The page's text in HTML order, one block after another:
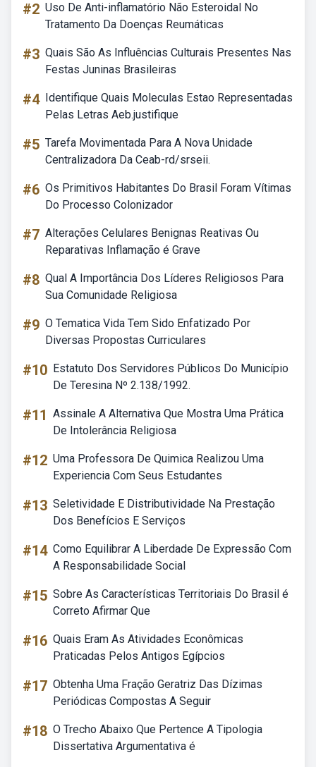
#2 Uso De Anti-inflamatório Não Esteroidal No
Tratamento Da Doenças Reumáticas
#3 Quais São As Influências Culturais Presentes Nas
Festas Juninas Brasileiras
#4 Identifique Quais Moleculas Estao Representadas
Pelas Letras Aeb.justifique
#5 Tarefa Movimentada Para A Nova Unidade
Centralizadora Da Ceab-rd/srseii.
#6 Os Primitivos Habitantes Do Brasil Foram Vítimas
Do Processo Colonizador
#7 Alterações Celulares Benignas Reativas Ou
Reparativas Inflamação é Grave
#8 Qual A Importância Dos Líderes Religiosos Para
Sua Comunidade Religiosa
#9 O Tematica Vida Tem Sido Enfatizado Por
Diversas Propostas Curriculares
#10 Estatuto Dos Servidores Públicos Do Município
De Teresina Nº 2.138/1992.
#11 Assinale A Alternativa Que Mostra Uma Prática
De Intolerância Religiosa
#12 Uma Professora De Quimica Realizou Uma
Experiencia Com Seus Estudantes
#13 Seletividade E Distributividade Na Prestação
Dos Benefícios E Serviços
#14 Como Equilibrar A Liberdade De Expressão Com
A Responsabilidade Social
#15 Sobre As Características Territoriais Do Brasil é
Correto Afirmar Que
#16 Quais Eram As Atividades Econômicas
Praticadas Pelos Antigos Egípcios
#17 Obtenha Uma Fração Geratriz Das Dízimas
Periódicas Compostas A Seguir
#18 O Trecho Abaixo Que Pertence A Tipologia
Dissertativa Argumentativa é